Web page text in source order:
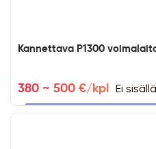
Kannettava P1300
380 ~ 500 €/kpl Ei